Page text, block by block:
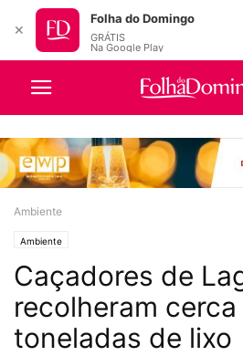
Ambiente
Ambiente
Caçadores de
recolheram cerca
toneladas de lixo
✕
Folha do Domingo
GRÁTIS
Na Google Play